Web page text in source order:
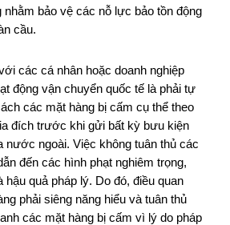
bảo vệ các nỗ lực bảo tồn động
cầu.
các cá nhân hoặc doanh nghiệp
động vận chuyển quốc tế là phải tự
các mặt hàng bị cấm cụ thể theo
đích trước khi gửi bất kỳ bưu kiện
nước ngoài. Việc không tuân thủ các
đến các hình phạt nghiêm trọng,
hậu quả pháp lý. Do đó, điều quan
phải siêng năng hiểu và tuân thủ
các mặt hàng bị cấm vì lý do pháp